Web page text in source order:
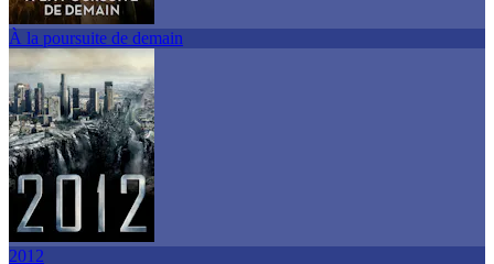
À la poursuite de demain
2012